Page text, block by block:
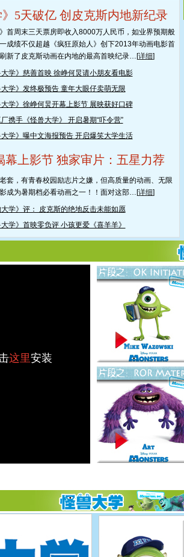
》5天破亿 创皮克斯内地新纪录
末三天票房即收入8000万人民币，如业界预期般
成绩不仅超越《疯狂原始人》创下2013年动画电影首
新了皮克斯动画在内地的最高首映纪录…[详细]
大学》慈善首映 徐峥何炅请小朋友看电影
大学》发终极预告 童年大眼仔卖萌无限
大学》徐峥何炅开幕上影节 展映获好口碑
携手《怪兽大学》 开启暑期“吓令营”
大学》曝中文海报预告 开启爆笑大学生活
幕上影节 独家审片：五星力荐
有青春校园励志片之嫌，但高质量的动画、无限
成为暑期档必看动画之一！！面对这部…[详细]
大学》评： 皮克斯的绝地反击未能如愿
大学》首映零负评 小孩更爱《喜羊羊》
这里安装